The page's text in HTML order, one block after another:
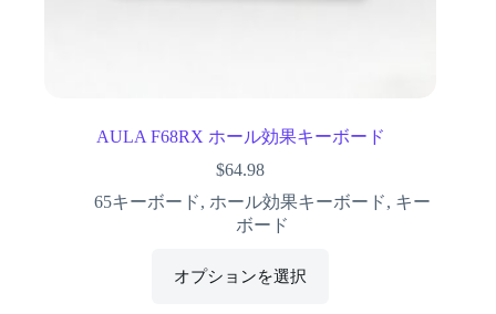
AULA F68RX ホール効果キーボード
$64.98
65キーボード, ホール効果キーボード, キー
ボード
オプションを選択